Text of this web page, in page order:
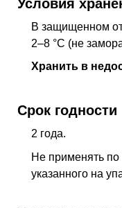
В защищенном
2–8 °C (не
Хранить в
Срок годности
2 года.
Не применять по
указанного на